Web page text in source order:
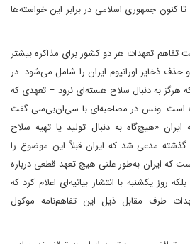
کنون جمهوری اسلامی در برابر این خواسته‌ها
تعهدات هر دو کشور برای مذاکره بیشتر
حذف ذخایر اورانیوم ایران را شامل می‌شود. در
هرگز به دنبال سلاح هسته‌ای نرود – تعهدی که
است. ونس در مصاحبه‌ای با سی‌ان‌بی‌سی گفت
«هیچ‌گاه به دنبال تولید یا تهیه سلاح
مدعی شد که ایران قبلاً این موضوع را
که ایران به‌طور علنی هیچ تعهد قطعی درباره
روز یکشنبه با انتشار بیانیه‌ای اعلام کرد که
طرف مقابل ذیل این تفاهم‌نامه موکول